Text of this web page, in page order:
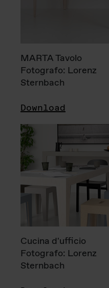
MARTA Tavolo
Fotografo: Lorenz
Sternbach
Download
Cucina d'ufficio
Fotografo: Lorenz
Sternbach